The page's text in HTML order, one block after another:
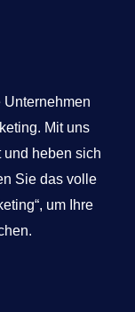
Unternehmen
Mit uns
heben sich
Sie das volle
um Ihre